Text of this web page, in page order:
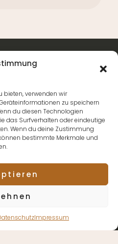
bieten, verwenden wir
zu speichern
du diesen Technologien
das Surfverhalten oder eindeutige
Wenn du deine Zustimmung
bestimmte Merkmale und
Impressum
CrossDeLuxe